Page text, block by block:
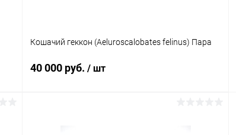
Кошачий геккон (Aeluroscalobates felinus) Пара
40 000 руб. / шт